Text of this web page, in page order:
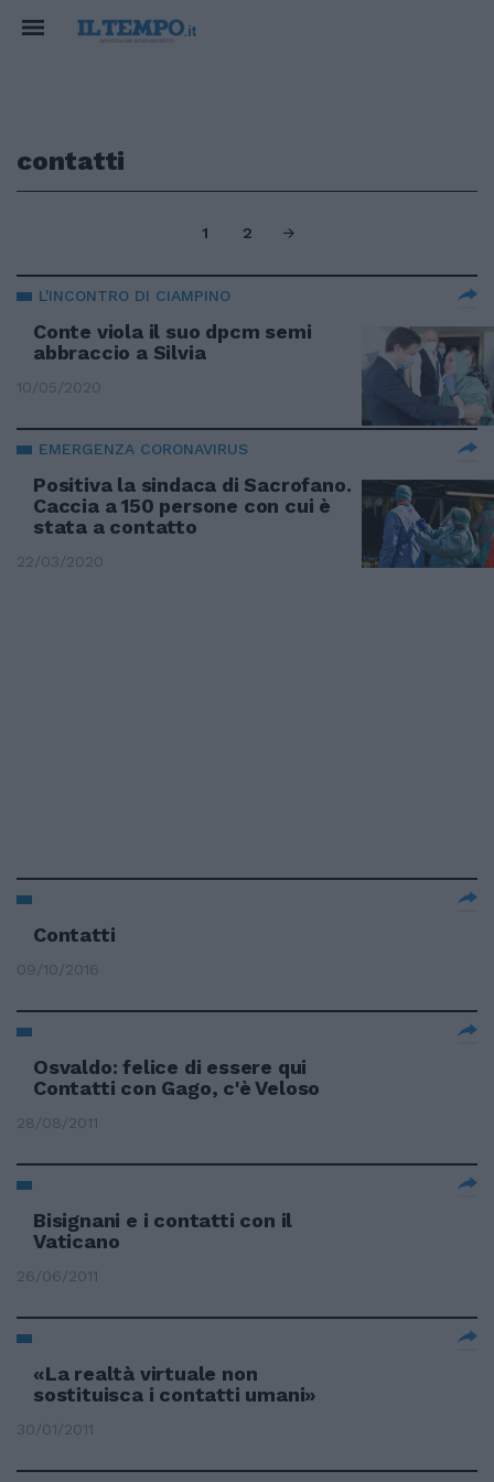
contatti
1 2
L'INCONTRO DI CIAMPINO
Conte viola il suo dpcm semi
abbraccio a Silvia
10/05/2020
EMERGENZA CORONAVIRUS
Positiva la sindaca di Sacrofano.
Caccia a 150 persone con cui è
stata a contatto
22/03/2020
Contatti
09/10/2016
Osvaldo: felice di essere qui
Contatti con Gago, c'è Veloso
28/08/2011
Bisignani e i contatti con il
Vaticano
26/06/2011
«La realtà virtuale non
sostituisca i contatti umani»
30/01/2011